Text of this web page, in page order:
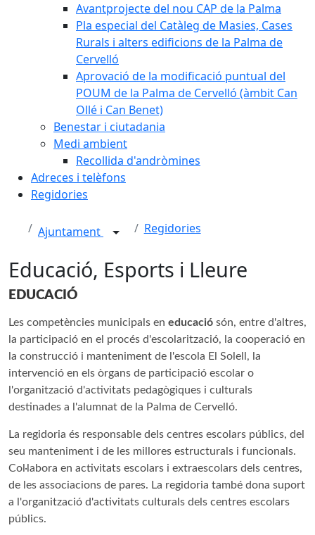
Avantprojecte del nou CAP de la Palma
Pla especial del Catàleg de Masies, Cases
Rurals i alters edificions de la Palma de
Cervelló
Aprovació de la modificació puntual del
POUM de la Palma de Cervelló (àmbit Can
Ollé i Can Benet)
Benestar i ciutadania
Medi ambient
Recollida d'andròmines
Adreces i telèfons
Regidories
Ajuntament Regidories
Educació, Esports i Lleure
EDUCACIÓ
Les competències municipals en educació són, entre d'altres,
la participació en el procés d'escolarització, la cooperació en
la construcció i manteniment de l'escola El Solell, la
intervenció en els òrgans de participació escolar o
l'organització d'activitats pedagògiques i culturals
destinades a l'alumnat de la Palma de Cervelló.
La regidoria és responsable dels centres escolars públics, del
seu manteniment i de les millores estructurals i funcionals.
Col·labora en activitats escolars i extraescolars dels centres,
de les associacions de pares. La regidoria també dona suport
a l'organització d'activitats culturals dels centres escolars
públics.